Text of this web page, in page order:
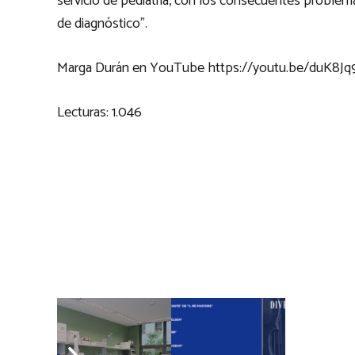
de diagnóstico”.
Marga Durán en YouTube https://youtu.be/
Lecturas:1.046